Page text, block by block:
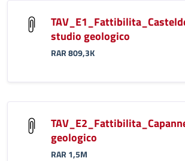
studio geologico
RAR 809,3K
geologico
RAR 1,5M